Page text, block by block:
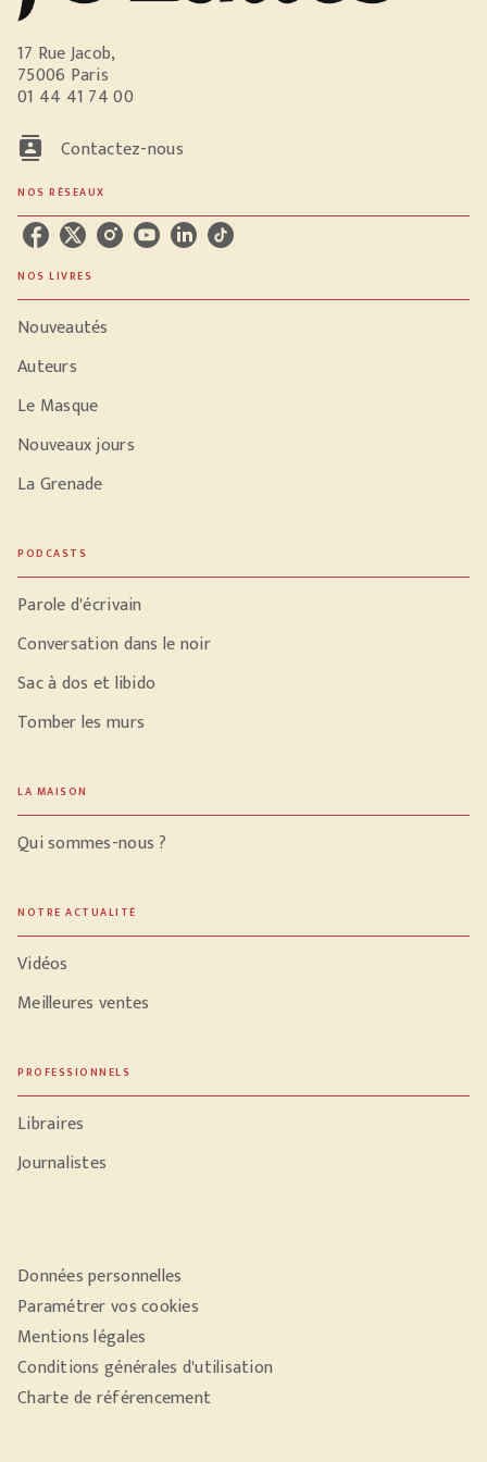
17 Rue Jacob,
75006 Paris
01 44 41 74 00
contacts Contactez-nous
NOS RÉSEAUX
NOS LIVRES
Nouveautés
Auteurs
Le Masque
Nouveaux jours
La Grenade
PODCASTS
Parole d'écrivain
Conversation dans le noir
Sac à dos et libido
Tomber les murs
LA MAISON
Qui sommes-nous ?
NOTRE ACTUALITÉ
Vidéos
Meilleures ventes
PROFESSIONNELS
Libraires
Journalistes
Données personnelles
Paramétrer vos cookies
Mentions légales
Conditions générales d'utilisation
Charte de référencement